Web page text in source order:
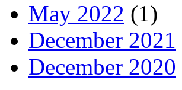
May 2022 (1)
December 2021
December 2020